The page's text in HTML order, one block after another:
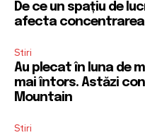
De ce un spațiu de
afecta concentrarea
Stiri
Au plecat în luna de
mai întors. Astăzi
Mountain
Stiri